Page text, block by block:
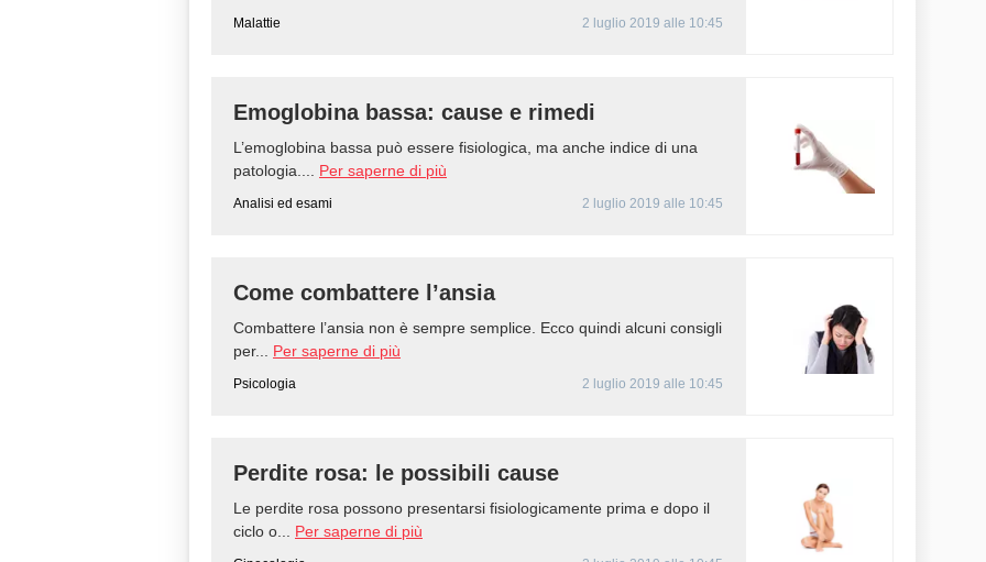
Malattie 2 luglio 2019 alle 10:45
Emoglobina bassa: cause e rimedi
L’emoglobina bassa può essere fisiologica, ma anche indice di una
patologia.... Per saperne di più
Analisi ed esami 2 luglio 2019 alle 10:45
Come combattere l’ansia
Combattere l’ansia non è sempre semplice. Ecco quindi alcuni consigli
per... Per saperne di più
Psicologia 2 luglio 2019 alle 10:45
Perdite rosa: le possibili cause
Le perdite rosa possono presentarsi fisiologicamente prima e dopo il
ciclo o... Per saperne di più